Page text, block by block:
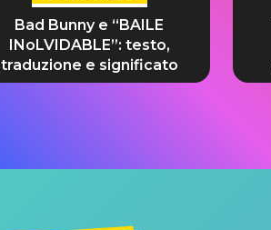
Bad Bunny e “BAILE
INoLVIDABLE”: testo,
traduzione e significato